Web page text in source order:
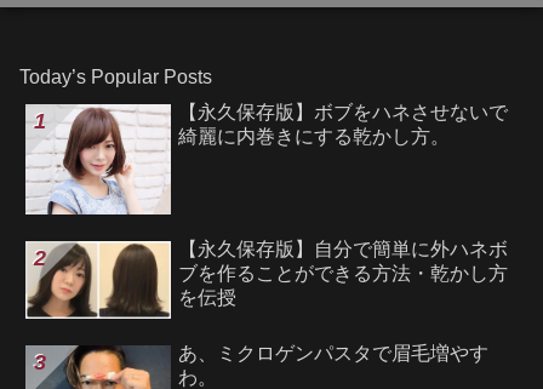
Today’s Popular Posts
【永久保存版】ボブをハネさせないで
綺麗に内巻きにする乾かし方。
【永久保存版】自分で簡単に外ハネボ
ブを作ることができる方法・乾かし方
を伝授
あ、ミクロゲンパスタで眉毛増やす
わ。